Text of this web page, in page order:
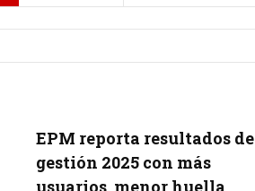
EPM reporta resultados de
gestión 2025 con más
usuarios, menor huella